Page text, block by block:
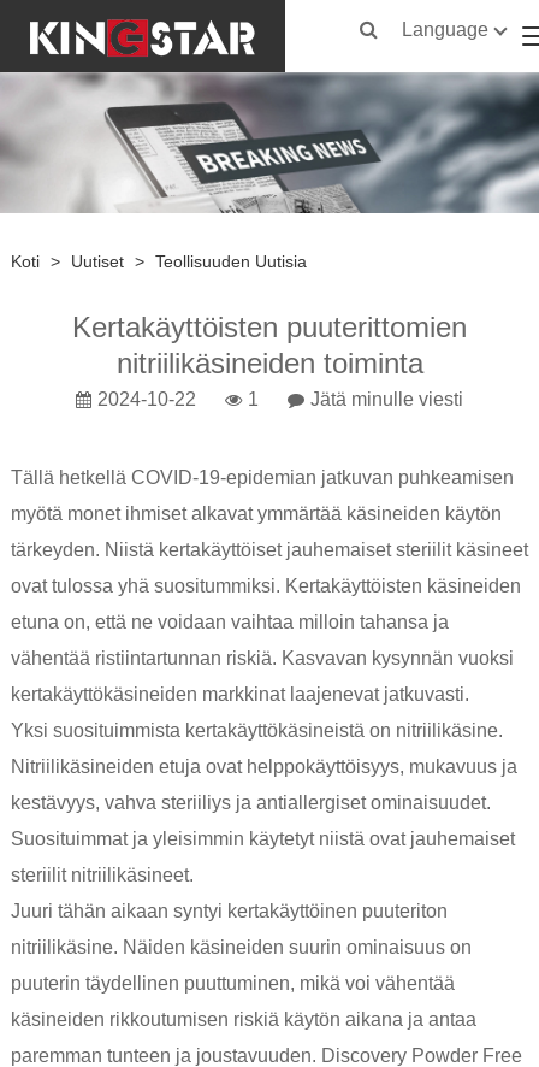
Language
Koti > Uutiset > Teollisuuden Uutisia
Kertakäyttöisten puuterittomien
nitriilikäsineiden toiminta
2024-10-22 1 Jätä minulle viesti
Tällä hetkellä COVID-19-epidemian jatkuvan puhkeamisen
myötä monet ihmiset alkavat ymmärtää käsineiden käytön
tärkeyden. Niistä kertakäyttöiset jauhemaiset steriilit käsineet
ovat tulossa yhä suositummiksi. Kertakäyttöisten käsineiden
etuna on, että ne voidaan vaihtaa milloin tahansa ja
vähentää ristiintartunnan riskiä. Kasvavan kysynnän vuoksi
kertakäyttökäsineiden markkinat laajenevat jatkuvasti.
Yksi suosituimmista kertakäyttökäsineistä on nitriilikäsine.
Nitriilikäsineiden etuja ovat helppokäyttöisyys, mukavuus ja
kestävyys, vahva steriiliys ja antiallergiset ominaisuudet.
Suosituimmat ja yleisimmin käytetyt niistä ovat jauhemaiset
steriilit nitriilikäsineet.
Juuri tähän aikaan syntyi kertakäyttöinen puuteriton
nitriilikäsine. Näiden käsineiden suurin ominaisuus on
puuterin täydellinen puuttuminen, mikä voi vähentää
käsineiden rikkoutumisen riskiä käytön aikana ja antaa
paremman tunteen ja joustavuuden. Discovery Powder Free